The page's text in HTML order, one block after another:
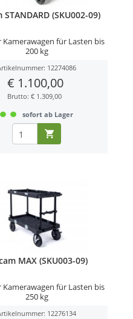
(SKU002-09)
Kamerawagen für Lasten bis
200 kg
12274086
€ 1.100,00
Brutto: € 1.309,00
sofort ab Lager
MAX (SKU003-09)
Kamerawagen für Lasten bis
250 kg
12276134